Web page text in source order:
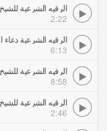
2:22
6:13
8:58
2:46